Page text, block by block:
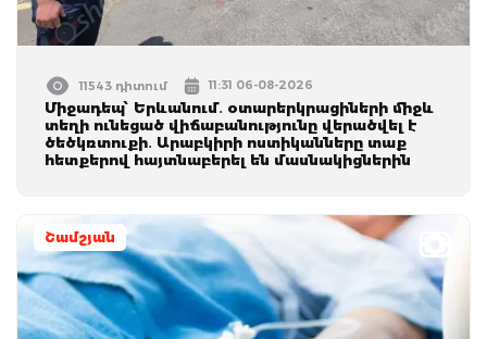
11543 դիտում 11:31 06-08-2026
Միջադեպ՝ Երևանում․ օտարերկրացիների միջև
տեղի ունեցած վիճաբանությունը վերածվել է
ծեծկռտուքի․ Արաբկիրի ոստիկանները տաք
հետքերով հայտնաբերել են մասնակիցներին
Շամշյան